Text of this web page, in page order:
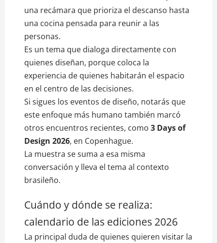
una recámara que prioriza el descanso hasta
una cocina pensada para reunir a las
personas.
Es un tema que dialoga directamente con
quienes diseñan, porque coloca la
experiencia de quienes habitarán el espacio
en el centro de las decisiones.
Si sigues los eventos de diseño, notarás que
este enfoque más humano también marcó
otros encuentros recientes, como 3 Days of
Design 2026, en Copenhague.
La muestra se suma a esa misma
conversación y lleva el tema al contexto
brasileño.
Cuándo y dónde se realiza:
calendario de las ediciones 2026
La principal duda de quienes quieren visitar la